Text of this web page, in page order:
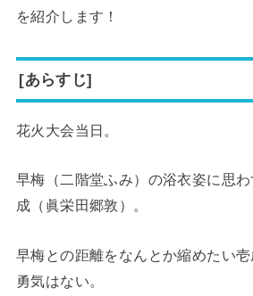
を紹介します！
[あらすじ]
花火大会当日。
早梅（二階堂ふみ）の浴衣姿に思
成（眞栄田郷敦）。
早梅との距離をなんとか縮めたい
勇気はない。